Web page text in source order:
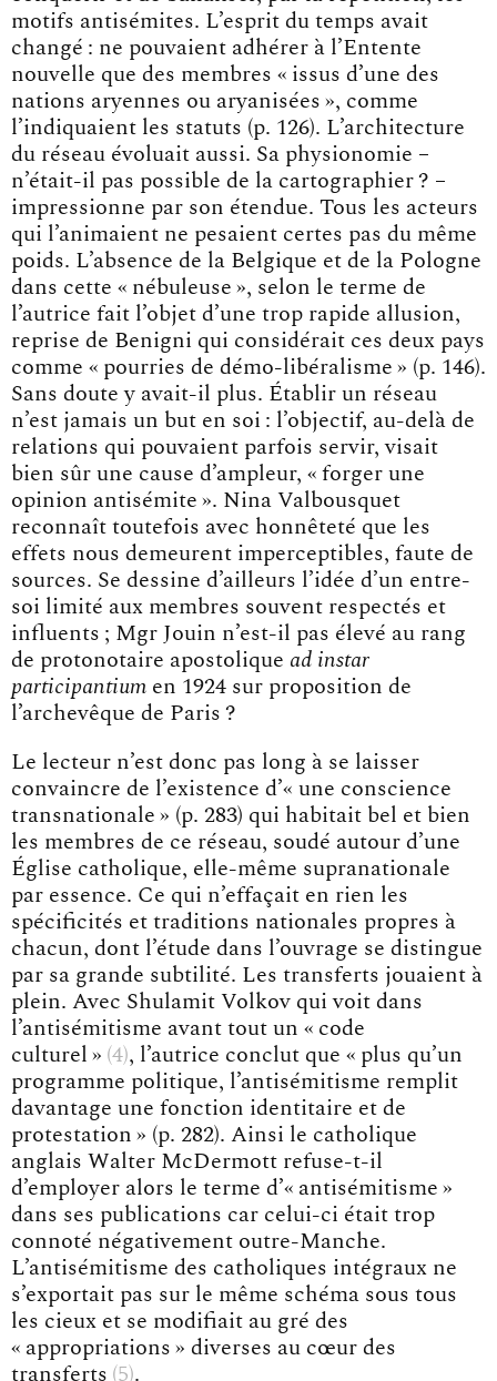
motifs antisémites. L’esprit du temps avait
changé : ne pouvaient adhérer à l’Entente
nouvelle que des membres « issus d’une des
nations aryennes ou aryanisées », comme
l’indiquaient les statuts (p. 126). L’architecture
du réseau évoluait aussi. Sa physionomie –
n’était-il pas possible de la cartographier ? –
impressionne par son étendue. Tous les acteurs
qui l’animaient ne pesaient certes pas du même
poids. L’absence de la Belgique et de la Pologne
dans cette « nébuleuse », selon le terme de
l’autrice fait l’objet d’une trop rapide allusion,
reprise de Benigni qui considérait ces deux pays
comme « pourries de démo-libéralisme » (p. 146).
Sans doute y avait-il plus. Établir un réseau
n’est jamais un but en soi : l’objectif, au-delà de
relations qui pouvaient parfois servir, visait
bien sûr une cause d’ampleur, « forger une
opinion antisémite ». Nina Valbousquet
reconnaît toutefois avec honnêteté que les
effets nous demeurent imperceptibles, faute de
sources. Se dessine d’ailleurs l’idée d’un entre-
soi limité aux membres souvent respectés et
influents ; Mgr Jouin n’est-il pas élevé au rang
de protonotaire apostolique ad instar
participantium en 1924 sur proposition de
l’archevêque de Paris ?
Le lecteur n’est donc pas long à se laisser
convaincre de l’existence d’« une conscience
transnationale » (p. 283) qui habitait bel et bien
les membres de ce réseau, soudé autour d’une
Église catholique, elle-même supranationale
par essence. Ce qui n’effaçait en rien les
spécificités et traditions nationales propres à
chacun, dont l’étude dans l’ouvrage se distingue
par sa grande subtilité. Les transferts jouaient à
plein. Avec Shulamit Volkov qui voit dans
l’antisémitisme avant tout un « code
culturel » 4 , l’autrice conclut que « plus qu’un
programme politique, l’antisémitisme remplit
davantage une fonction identitaire et de
protestation » (p. 282). Ainsi le catholique
anglais Walter McDermott refuse-t-il
d’employer alors le terme d’« antisémitisme »
dans ses publications car celui-ci était trop
connoté négativement outre-Manche.
L’antisémitisme des catholiques intégraux ne
s’exportait pas sur le même schéma sous tous
les cieux et se modifiait au gré des
« appropriations » diverses au cœur des
transferts 5 .